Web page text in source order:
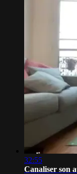
32:55
Canaliser son